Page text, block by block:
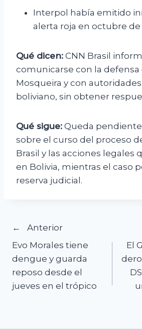
Interpol había emitido
alerta roja en octubre de
Qué dicen: CNN Brasil
comunicarse con la defensa
Mosqueira y con
boliviano, sin obtener
Qué sigue: Queda
sobre el curso del proceso
Brasil y las acciones legales
en Bolivia, mientras el caso
reserva judicial.
Navegación
de
entradas
Anterior
Evo Morales tiene
dengue y guarda
reposo desde el
jueves en el trópico
El